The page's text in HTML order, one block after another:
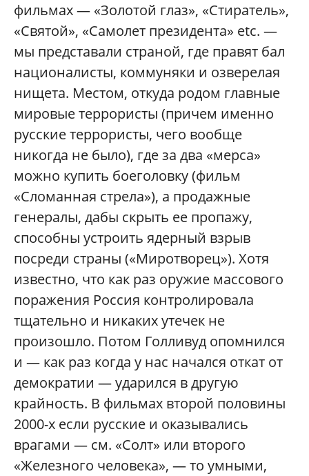
фильмах — «Золотой глаз», «Стиратель»,
«Святой», «Самолет президента» etc. —
мы представали страной, где правят бал
националисты, коммуняки и озверелая
нищета. Местом, откуда родом главные
мировые террористы (причем именно
русские террористы, чего вообще
никогда не было), где за два «мерса»
можно купить боеголовку (фильм
«Сломанная стрела»), а продажные
генералы, дабы скрыть ее пропажу,
способны устроить ядерный взрыв
посреди страны («Миротворец»). Хотя
известно, что как раз оружие массового
поражения Россия контролировала
тщательно и никаких утечек не
произошло. Потом Голливуд опомнился
и — как раз когда у нас начался откат от
демократии — ударился в другую
крайность. В фильмах второй половины
2000-х если русские и оказывались
врагами — см. «Солт» или второго
«Железного человека», — то умными,